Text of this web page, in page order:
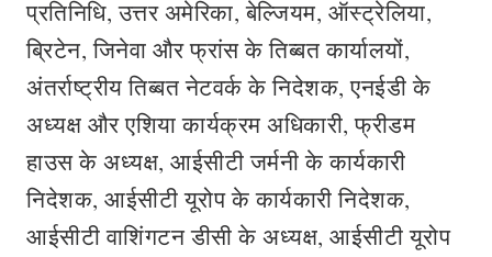
प्रतिनिधि, उत्तर अमेरिका, बेल्जियम, ऑस्ट्रेलिया,
ब्रिटेन, जिनेवा और फ्रांस के तिब्बत कार्यालयों,
अंतर्राष्ट्रीय तिब्बत नेटवर्क के निदेशक, एनईडी के
अध्यक्ष और एशिया कार्यक्रम अधिकारी, फ्रीडम
हाउस के अध्यक्ष, आईसीटी जर्मनी के कार्यकारी
निदेशक, आईसीटी यूरोप के कार्यकारी निदेशक,
आईसीटी वाशिंगटन डीसी के अध्यक्ष, आईसीटी यूरोप